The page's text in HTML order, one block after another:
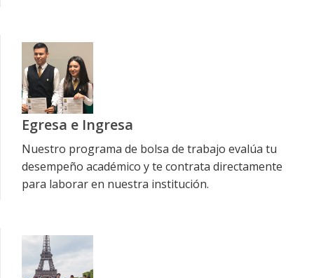
Egresa e Ingresa
Nuestro programa de bolsa de trabajo evalúa tu
desempeño académico y te contrata directamente
para laborar en nuestra institución.